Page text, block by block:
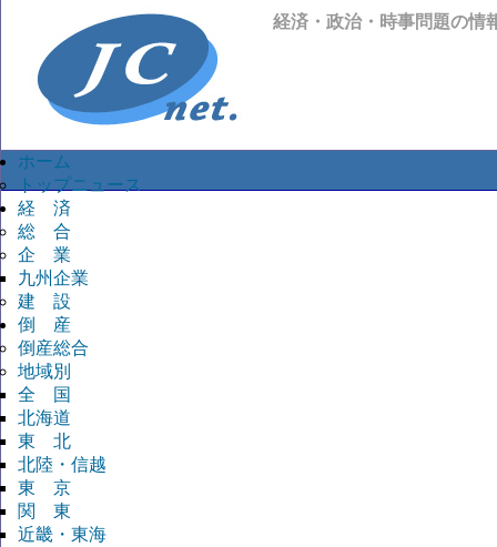
経済・政治・時事問題の情
ホーム
トップニュース
経 済
総 合
企 業
九州企業
建 設
倒 産
倒産総合
地域別
全 国
北海道
東 北
北陸・信越
東 京
関 東
近畿・東海